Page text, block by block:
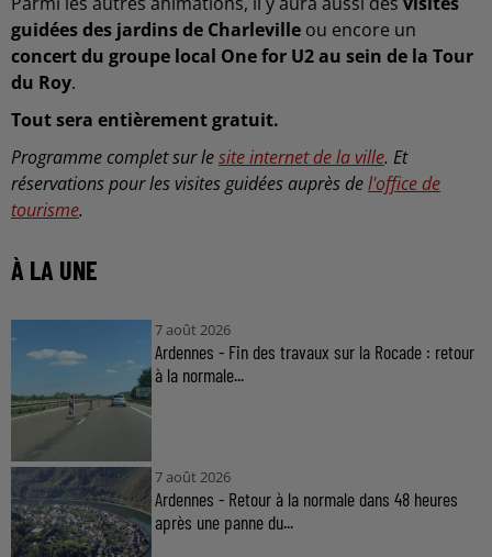
guidées des jardins de Charleville ou encore un
concert du groupe local One for U2 au sein de la Tour
du Roy.
Tout sera entièrement gratuit.
Programme complet sur lesite internet de la ville. Et
réservations pour les visites guidées auprès del'office de
tourisme.
À LA UNE
7 août 2026
Ardennes - Fin des travaux sur la Rocade : retour
à la normale...
7 août 2026
Ardennes - Retour à la normale dans 48 heures
après une panne du...